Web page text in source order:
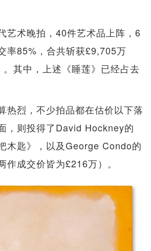
艺术晚拍，40件艺术品上阵，6
率85%，合共斩获£9,705万
。其中，上述《睡莲》已经占去
热烈，不少拍品都在估价以下落
，则投得了David Hockney的
木匙》，以及George Condo的
作成交价皆为£216万）。